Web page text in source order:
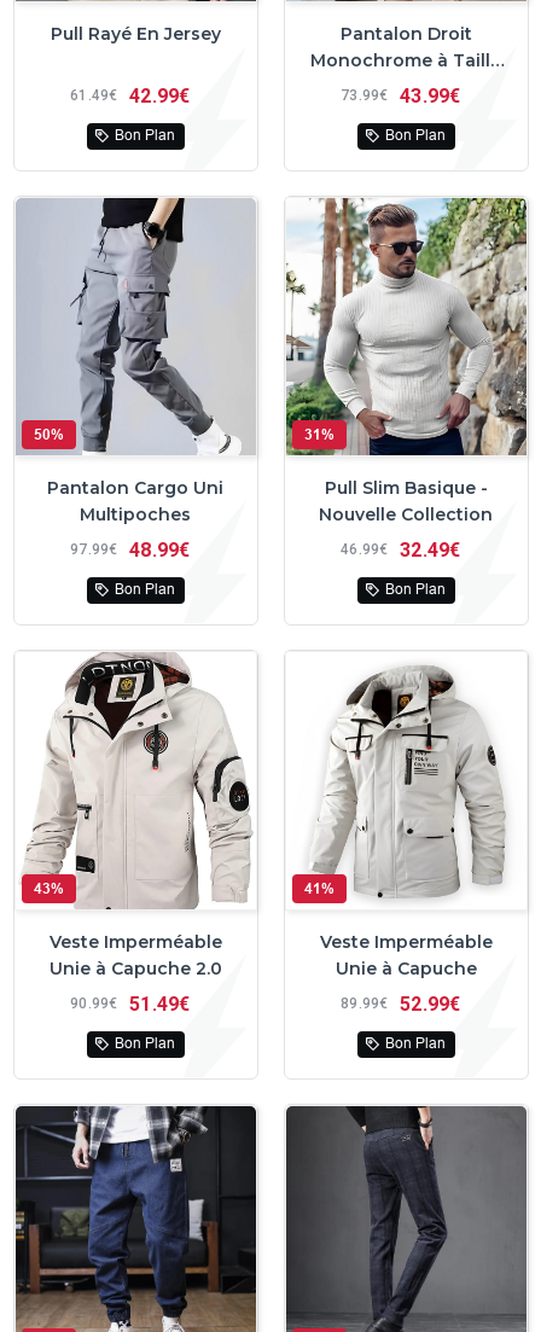
Pull Rayé En Jersey
61 49€ 42 99€
Bon Plan
Pantalon Droit
Monochrome à Taille
Haute
73 99€ 43 99€
Bon Plan
50%
Pantalon Cargo Uni
Multipoches
97 99€ 48 99€
Bon Plan
31%
Pull Slim Basique -
Nouvelle Collection
46 99€ 32 49€
Bon Plan
43%
Veste Imperméable
Unie à Capuche 2.0
90 99€ 51 49€
Bon Plan
41%
Veste Imperméable
Unie à Capuche
89 99€ 52 99€
Bon Plan